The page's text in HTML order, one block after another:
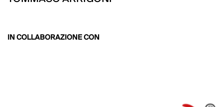
IN COLLABORAZIONE CON